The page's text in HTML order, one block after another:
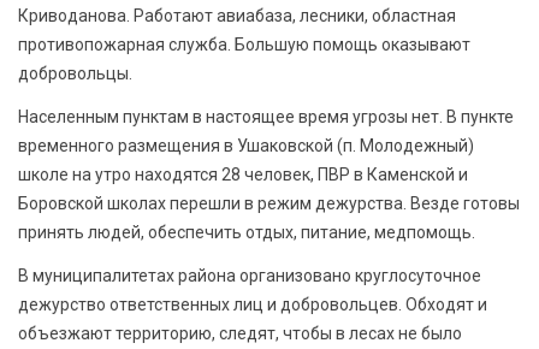
Криводанова. Работают авиабаза, лесники, областная
противопожарная служба. Большую помощь оказывают
добровольцы.
Населенным пунктам в настоящее время угрозы нет. В пункте
временного размещения в Ушаковской (п. Молодежный)
школе на утро находятся 28 человек, ПВР в Каменской и
Боровской школах перешли в режим дежурства. Везде готовы
принять людей, обеспечить отдых, питание, медпомощь.
В муниципалитетах района организовано круглосуточное
дежурство ответственных лиц и добровольцев. Обходят и
объезжают территорию, следят, чтобы в лесах не было